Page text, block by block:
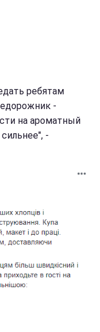
ребятам
-
на ароматный
-